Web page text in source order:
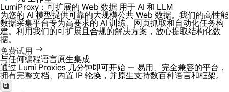
LumiProxy：可扩展的 Web 数据 用于 AI 和 LLM
为您的 AI 模型提供可靠的大规模公共 Web 数据。我们的高性能
数据采集平台专为高要求的 AI 训练、网页抓取和自动化任务构
建。利用我们的可扩展且合规的解决方案，放心提取结构化数
据。
免费试用
与任何编程语言原生集成
通过 Lumi Proxies 几分钟即可开始 — 易用、完全兼容的平台，
拥有完整文档、内置 IP 轮换，并原生支持数百种语言和框架。